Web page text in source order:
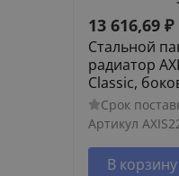
13 616,69 ₽
Стальной
радиатор
Classic,
Срок
Артикул
В корзину